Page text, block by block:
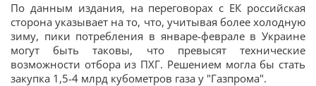
По данным издания, на переговорах с ЕК российская
сторона указывает на то, что, учитывая более холодную
зиму, пики потребления в январе-феврале в Украине
могут быть таковы, что превысят технические
возможности отбора из ПХГ. Решением могла бы стать
закупка 1,5-4 млрд кубометров газа у "Газпрома".